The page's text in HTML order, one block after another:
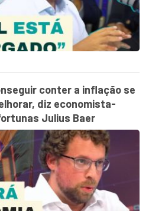
conter a inflação se
diz economista-
Julius Baer